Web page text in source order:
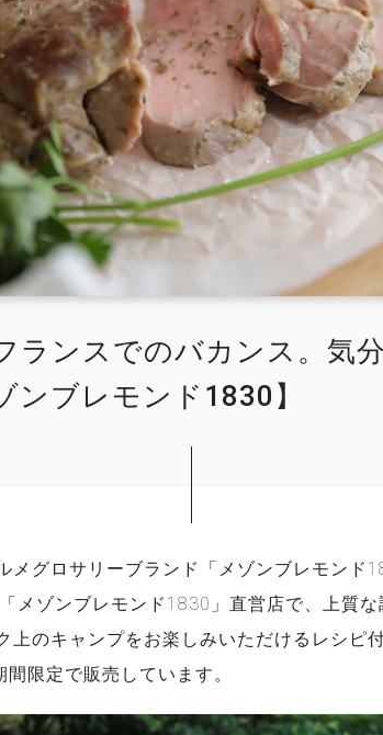
ランスでのバカンス。気
ンブレモンド1830】
メグロサリーブランド「メゾンブレモンド
メゾンブレモンド1830」直営店で、上質
上のキャンプをお楽しみいただけるレシピ
限定で販売しています。